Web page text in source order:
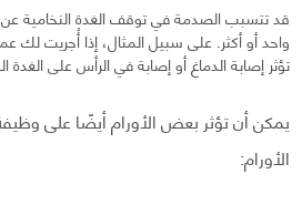
قد تتسبب الصدمة في توقف الغدة النخامية
واحد أو أكثر. على سبيل المثال، إذا أُجريت لك
تؤثر إصابة الدماغ أو إصابة في الرأس على الغدة
يمكن أن تؤثر بعض الأورام أيضًا على
الأورام: